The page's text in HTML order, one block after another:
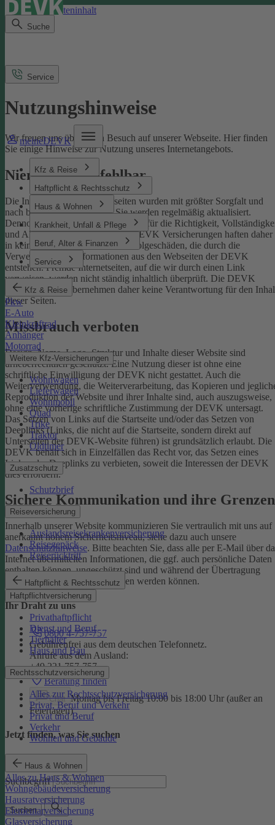
Direkt zum Seiteninhalt
Suche
meineDEVK
Kfz & Reise
Haftpflicht & Rechtsschutz
Haus & Wohnen
Krankheit, Unfall & Pflege
Beruf, Alter & Finanzen
Service
Kfz & Reise
Pkw
E-Auto
Kleinkraftrad
Anhänger
Motorrad
Weitere Kfz-Versicherungen
Wohnwagen
Lieferwagen
Wohnmobil
Quad
Trike
Traktor
Oldtimer
Zusatzschutz
Schutzbrief
Reiseversicherung
Auslandsreisekrankenversicherung
Reisegepäck
Reiserücktritt
Haftpflicht & Rechtsschutz
Haftpflichtversicherung
Privathaftpflicht
Dienst und Beruf
Tierhalter
Haus und Bau
Rechtsschutzversicherung
Alles zur Rechtsschutzversicherung
Privat, Beruf und Verkehr
Privat und Beruf
Verkehr
Wohnen und Gebäude
Haus & Wohnen
Alles zu Haus & Wohnen
Wohngebäudeversicherung
Hausratversicherung
Elementarversicherung
Glasversicherung
Service
Nutzungshinweise
Wir freuen uns über Ihren Besuch auf unserer Webseite. Hier finden
Sie einige Hinweise zur Nutzung unseres Internetangebots.
Niemand ist unfehlbar
Die Inhalte der DEVK-Webseiten wurden mit größter Sorgfalt und
nach bestem Wissen erstellt. Sie werden regelmäßig aktualisiert.
Dennoch können wir keine Gewähr für die Richtigkeit,
und Aktualität übernehmen. Die DEVK Versicherungen haften daher
in keinem Fall für Schäden oder Folgeschäden, die durch die
Verwendung von Informationen aus den Webseiten der DEVK
entstehen. Fremde Internetseiten, auf die wir durch einen Link
verweisen, werden nicht ständig inhaltlich überprüft. Die DEVK
Versicherungen übernehmen daher keine Verantwortung für den
dieser Seiten.
Missbrauch verboten
Design, Name, Logo, Struktur und Inhalte dieser Website sind
urheberrechtlich geschützt. Eine Nutzung dieser ist ohne eine
schriftliche Einwilligung der DEVK nicht gestattet. Auch die
Weiterverwendung, die Weiterverarbeitung, das Kopieren und
Reproduktion der Website und ihrer Inhalte sind, auch auszugsweise,
ohne eine vorherige schriftliche Zustimmung der DEVK untersagt.
Das Setzen von Links auf die Startseite und/oder das Setzen von
Deeplinks (Links, die nicht auf die Startseite, sondern direkt auf
Unterseiten der DEVK-Website führen) ist grundsätzlich erlaubt. Die
DEVK behält sich in Einzelfällen das Recht vor, das Setzen eines
Links oder Deeplinks zu verbieten, soweit die Interessen der DEVK
dies erfordern.
Sichere Kommunikation und ihre Grenzen
Innerhalb unserer Website kommunizieren Sie vertraulich mit uns auf
anerkannt hohem Sicherheitsniveau, siehe dazu auch unsere
Datenschutzhinweise. Bitte beachten Sie, dass alle per E-Mail über
Internet übermittelten Informationen, die ggf. auch persönliche Daten
enthalten können, ungeschützt sind und während der Übertragung
potenziell von Dritten eingesehen werden können.
Ihr Draht zu uns
0800 4-757-757
Gebührenfrei aus dem deutschen Telefonnetz.
Anrufe aus dem Ausland:
+49 221 757-757
Beratung finden
Chat Montag bis Freitag 10:00 bis 18:00 Uhr (außer an
Feiertagen)
Jetzt finden, was Sie suchen
Suchbegriff
Suchen